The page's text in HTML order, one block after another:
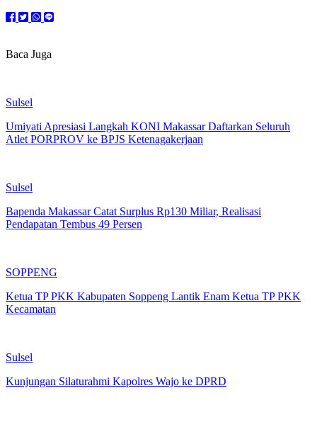
Baca Juga
Sulsel
Umiyati Apresiasi Langkah KONI Makassar Daftarkan Seluruh
Atlet PORPROV ke BPJS Ketenagakerjaan
Sulsel
Bapenda Makassar Catat Surplus Rp130 Miliar, Realisasi
Pendapatan Tembus 49 Persen
SOPPENG
Ketua TP PKK Kabupaten Soppeng Lantik Enam Ketua TP PKK
Kecamatan
Sulsel
Kunjungan Silaturahmi Kapolres Wajo ke DPRD